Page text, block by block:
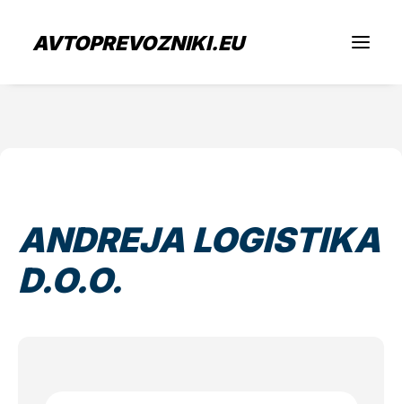
AVTOPREVOZNIKI.EU
Zaposlitev
ANDREJA LOGISTIKA
D.O.O.